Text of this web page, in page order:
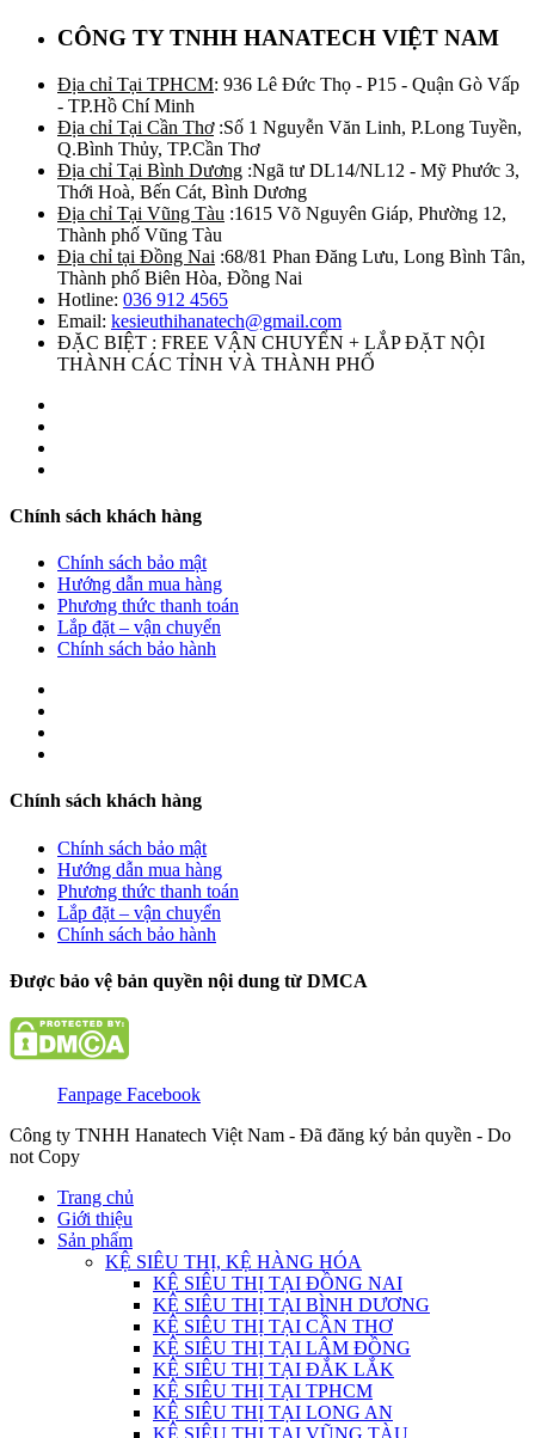
CÔNG TY TNHH HANATECH VIỆT NAM
Địa chỉ Tại TPHCM: 936 Lê Đức Thọ - P15 - Quận Gò Vấp
- TP.Hồ Chí Minh
Địa chỉ Tại Cần Thơ:Số 1 Nguyễn Văn Linh, P.Long Tuyền,
Q.Bình Thủy, TP.Cần Thơ
Địa chỉ Tại Bình Dương :Ngã tư DL14/NL12 - Mỹ Phước 3,
Thới Hoà, Bến Cát, Bình Dương
Địa chỉ Tại Vũng Tàu :1615 Võ Nguyên Giáp, Phường 12,
Thành phố Vũng Tàu
Địa chỉ tại Đồng Nai :68/81 Phan Đăng Lưu, Long Bình Tân,
Thành phố Biên Hòa, Đồng Nai
Hotline: 036 912 4565
Email: kesieuthihanatech@gmail.com
ĐẶC BIỆT : FREE VẬN CHUYỂN + LẮP ĐẶT NỘI
THÀNH CÁC TỈNH VÀ THÀNH PHỐ
Chính sách khách hàng
Chính sách bảo mật
Hướng dẫn mua hàng
Phương thức thanh toán
Lắp đặt – vận chuyển
Chính sách bảo hành
Chính sách khách hàng
Chính sách bảo mật
Hướng dẫn mua hàng
Phương thức thanh toán
Lắp đặt – vận chuyển
Chính sách bảo hành
Được bảo vệ bản quyền nội dung từ DMCA
Fanpage Facebook
Công ty TNHH Hanatech Việt Nam - Đã đăng ký bản quyền - Do
not Copy
Trang chủ
Giới thiệu
Sản phẩm
KỆ SIÊU THỊ, KỆ HÀNG HÓA
KỆ SIÊU THỊ TẠI ĐỒNG NAI
KỆ SIÊU THỊ TẠI BÌNH DƯƠNG
KỆ SIÊU THỊ TẠI CẦN THƠ
KỆ SIÊU THỊ TẠI LÂM ĐỒNG
KỆ SIÊU THỊ TẠI ĐẮK LẮK
KỆ SIÊU THỊ TẠI TPHCM
KỆ SIÊU THỊ TẠI LONG AN